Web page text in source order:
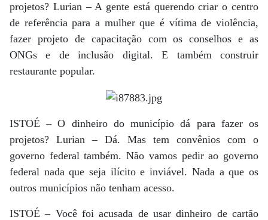
projetos? Lurian – A gente está querendo criar o centro
de referência para a mulher que é vítima de violência,
fazer projeto de capacitação com os conselhos e as
ONGs e de inclusão digital. E também construir
restaurante popular.
ISTOÉ – O dinheiro do município dá para fazer os
projetos? Lurian – Dá. Mas tem convênios com o
governo federal também. Não vamos pedir ao governo
federal nada que seja ilícito e inviável. Nada a que os
outros municípios não tenham acesso.
ISTOÉ – Você foi acusada de usar dinheiro de cartão